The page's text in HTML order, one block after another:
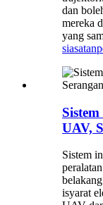
dan
mereka
yang
siasatan
UAV,
Sistem
isyarat